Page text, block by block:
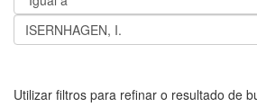
Utilizar filtros para refinar o resultado de